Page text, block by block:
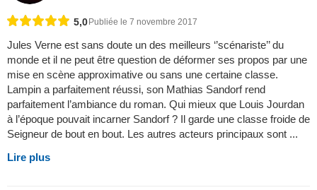
5,0 Publiée le 7 novembre 2017
Jules Verne est sans doute un des meilleurs ‘’scénariste’’ du
monde et il ne peut être question de déformer ses propos par une
mise en scène approximative ou sans une certaine classe.
Lampin a parfaitement réussi, son Mathias Sandorf rend
parfaitement l’ambiance du roman. Qui mieux que Louis Jourdan
à l’époque pouvait incarner Sandorf ? Il garde une classe froide de
Seigneur de bout en bout. Les autres acteurs principaux sont ...
Lire plus